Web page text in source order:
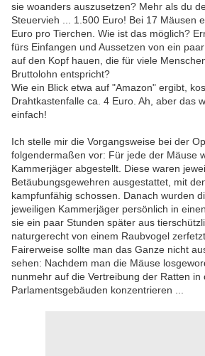
sie woanders auszusetzen? Mehr als du
Steuervieh ... 1.500 Euro! Bei 17 Mäusen
Euro pro Tierchen. Wie ist das möglich?
fürs Einfangen und Aussetzen von ein
auf den Kopf hauen, die für viele
Bruttolohn entspricht?
Wie ein Blick etwa auf "Amazon" ergibt,
Drahtkastenfalle ca. 4 Euro. Ah, aber das
einfach!
Ich stelle mir die Vorgangsweise bei der
folgendermaßen vor: Für jede der Mäuse
Kammerjäger abgestellt. Diese waren
Betäubungsgewehren ausgestattet, mit
kampfunfähig schossen. Danach wurden
jeweiligen Kammerjäger persönlich in
sie ein paar Stunden später aus
naturgerecht von einem Raubvogel
Fairerweise sollte man das Ganze nicht
sehen: Nachdem man die Mäuse
nunmehr auf die Vertreibung der Ratten in
Parlamentsgebäuden konzentrieren ...